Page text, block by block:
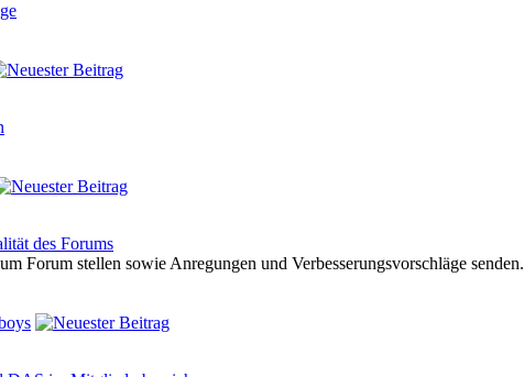
des Forums
Forum stellen sowie Anregungen und Verbesserungsvorschläge senden.